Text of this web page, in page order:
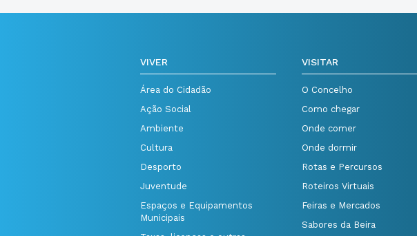
VIVER
Área do Cidadão
Ação Social
Ambiente
Cultura
Desporto
Juventude
Espaços e Equipamentos
Municipais
VISITAR
O Concelho
Como chegar
Onde comer
Onde dormir
Rotas e Percursos
Roteiros Virtuais
Feiras e Mercados
Sabores da Beira